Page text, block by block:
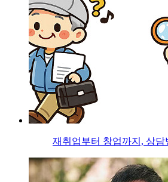
재취업부터 창업까지, 상